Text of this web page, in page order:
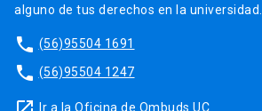
alguno de tus derechos en la universidad.
phone (56)95504 1691
phone (56)95504 1247
Ir a la Oficina de Ombuds UC